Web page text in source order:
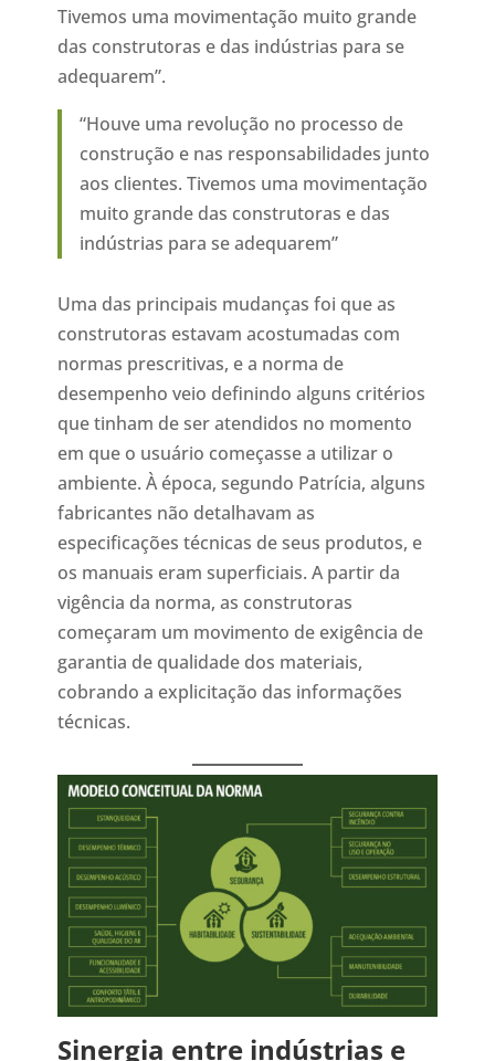
Tivemos uma movimentação muito grande
das construtoras e das indústrias para se
adequarem”.
“Houve uma revolução no processo de
construção e nas responsabilidades junto
aos clientes. Tivemos uma movimentação
muito grande das construtoras e das
indústrias para se adequarem”
Uma das principais mudanças foi que as
construtoras estavam acostumadas com
normas prescritivas, e a norma de
desempenho veio definindo alguns critérios
que tinham de ser atendidos no momento
em que o usuário começasse a utilizar o
ambiente. À época, segundo Patrícia, alguns
fabricantes não detalhavam as
especificações técnicas de seus produtos, e
os manuais eram superficiais. A partir da
vigência da norma, as construtoras
começaram um movimento de exigência de
garantia de qualidade dos materiais,
cobrando a explicitação das informações
técnicas.
Sinergia entre indústrias e